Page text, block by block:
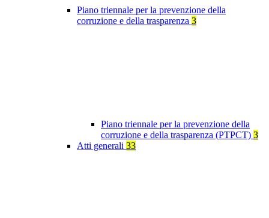
Piano triennale per la prevenzione della
corruzione e della trasparenza 3
Piano triennale per la prevenzione della
corruzione e della trasparenza (PTPCT) 3
Atti generali 33